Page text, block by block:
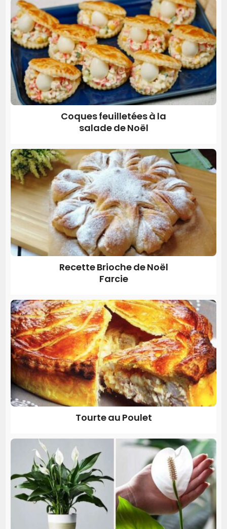
Coques feuilletées à la
salade de Noël
Recette Brioche de Noël
Farcie
Tourte au Poulet